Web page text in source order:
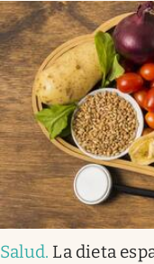
Salud. La dieta